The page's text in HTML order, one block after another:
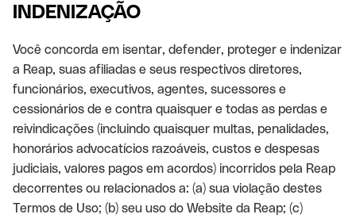
INDENIZAÇÃO
Você concorda em isentar, defender, proteger e indenizar
a Reap, suas afiliadas e seus respectivos diretores,
funcionários, executivos, agentes, sucessores e
cessionários de e contra quaisquer e todas as perdas e
reivindicações (incluindo quaisquer multas, penalidades,
honorários advocatícios razoáveis, custos e despesas
judiciais, valores pagos em acordos) incorridos pela Reap
decorrentes ou relacionados a: (a) sua violação destes
Termos de Uso; (b) seu uso do Website da Reap; (c)